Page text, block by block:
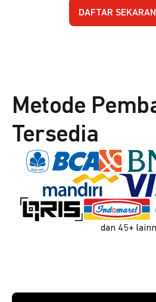
DAFTAR
Metode
Tersedia
dan 45+